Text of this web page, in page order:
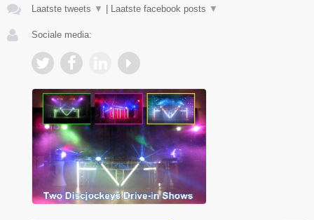
Laatste tweets ▼ Laatste facebook posts ▼
Sociale media: